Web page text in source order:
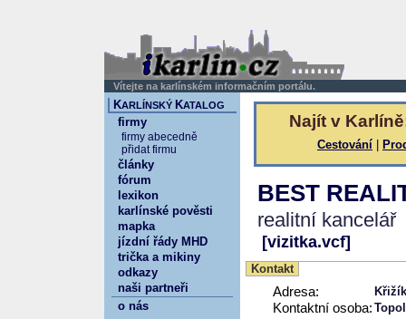
Vítejte na karlínském informačním portálu.
Najít v
Cestování
BEST
realitní kancelář
[vizitka.vcf]
Kontakt
Adresa:
Kontaktní osoba:
KARLÍNSKÝ KATALOG
firmy
firmy abecedně
přidat firmu
články
fórum
lexikon
karlínské pověsti
mapka
jízdní řády MHD
trička a mikiny
odkazy
naši partneři
o nás